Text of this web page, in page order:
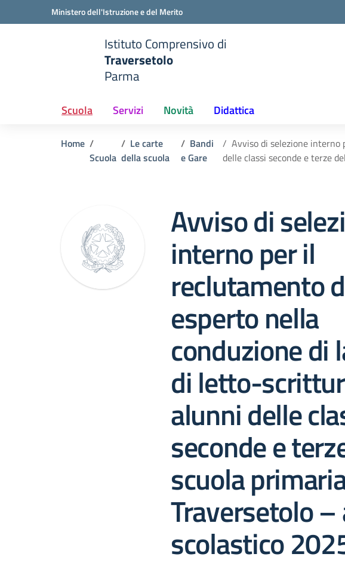
Vai ai contenuti
Vai al menu di navigazioneMinistero dell'Istruzione e del Merito
Istituto Comprensivo di
Traversetolo
Parma
Scuola Servizi Novità Didattica
Home
Scuola
Le carte
della scuola
Bandi
e Gare
Avviso di selezione
delle classi seconde e terze
Avviso di
interno per il
reclutamento
esperto nella
conduzione di
di letto-
alunni delle
seconde e
scuola
Traversetolo –
scolastico